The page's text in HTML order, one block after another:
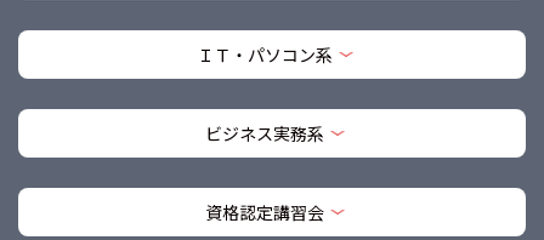
ＩＴ・パソコン系
ビジネス実務系
資格認定講習会